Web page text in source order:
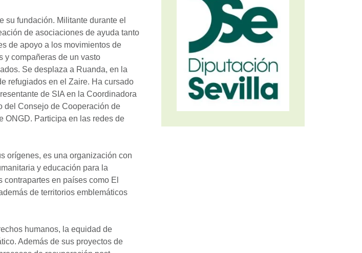
su fundación. Militante durante el
de asociaciones de ayuda tanto
de apoyo a los movimientos de
y compañeras de un vasto
Se desplaza a Ruanda, en la
refugiados en el Zaire. Ha cursado
de SIA en la Coordinadora
del Consejo de Cooperación de
ONGD. Participa en las redes de
orígenes, es una organización con
y educación para la
en países como El
de territorios emblemáticos
humanos, la equidad de
Además de sus proyectos de